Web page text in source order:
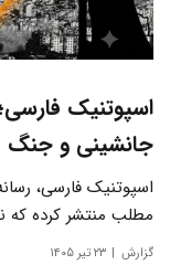
اسپوتنیک
جانشینی و جنگ
مطلب منتشر کرده که
حساس‌ترین مسائل
گزارش ۲۳ تیر ۱۴۰۵